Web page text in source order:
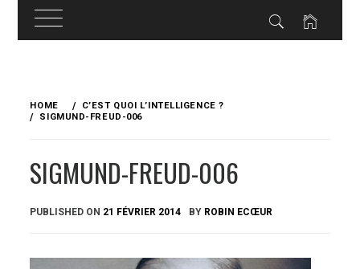
content
HOME
C’EST QUOI L’INTELLIGENCE ?
SIGMUND-FREUD-006
SIGMUND-FREUD-006
PUBLISHED ON 21 FÉVRIER 2014 BY ROBIN ECŒUR